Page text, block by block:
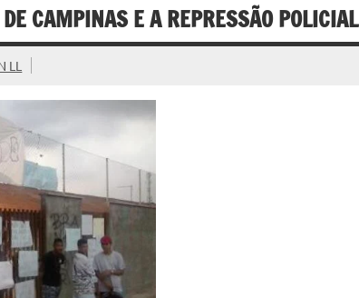
CAMPINAS E A REPRESSÃO POLICIAL
LL